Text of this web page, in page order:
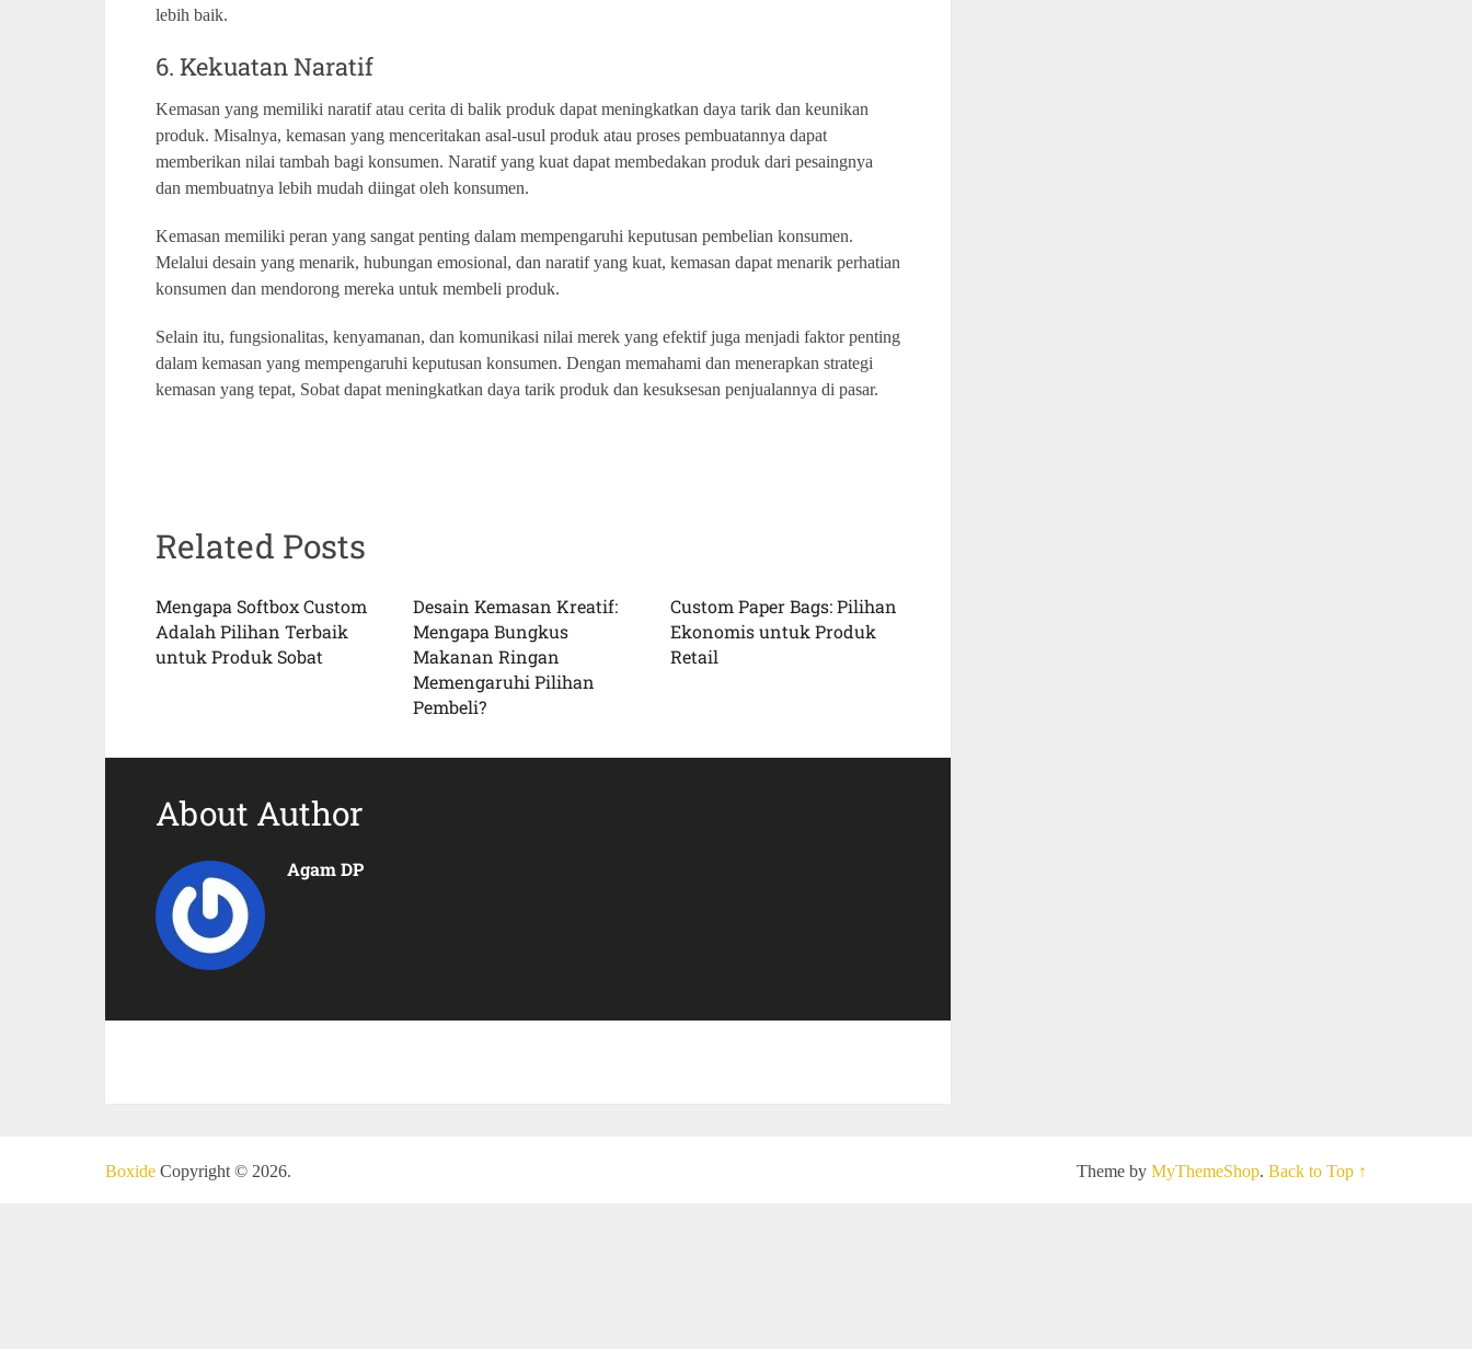
lebih baik.
6. Kekuatan Naratif
Kemasan yang memiliki naratif atau cerita di balik produk dapat meningkatkan daya tarik dan keunikan
produk. Misalnya, kemasan yang menceritakan asal-usul produk atau proses pembuatannya dapat
memberikan nilai tambah bagi konsumen. Naratif yang kuat dapat membedakan produk dari pesaingnya
dan membuatnya lebih mudah diingat oleh konsumen.
Kemasan memiliki peran yang sangat penting dalam mempengaruhi keputusan pembelian konsumen.
Melalui desain yang menarik, hubungan emosional, dan naratif yang kuat, kemasan dapat menarik perhatian
konsumen dan mendorong mereka untuk membeli produk.
Selain itu, fungsionalitas, kenyamanan, dan komunikasi nilai merek yang efektif juga menjadi faktor penting
dalam kemasan yang mempengaruhi keputusan konsumen. Dengan memahami dan menerapkan strategi
kemasan yang tepat, Sobat dapat meningkatkan daya tarik produk dan kesuksesan penjualannya di pasar.
Related Posts
Mengapa Softbox Custom
Adalah Pilihan Terbaik
untuk Produk Sobat
Desain Kemasan Kreatif:
Mengapa Bungkus
Makanan Ringan
Memengaruhi Pilihan
Pembeli?
Custom Paper Bags: Pilihan
Ekonomis untuk Produk
Retail
About Author
Agam DP
Boxide Copyright © 2026. Theme by MyThemeShop. Back to Top ↑